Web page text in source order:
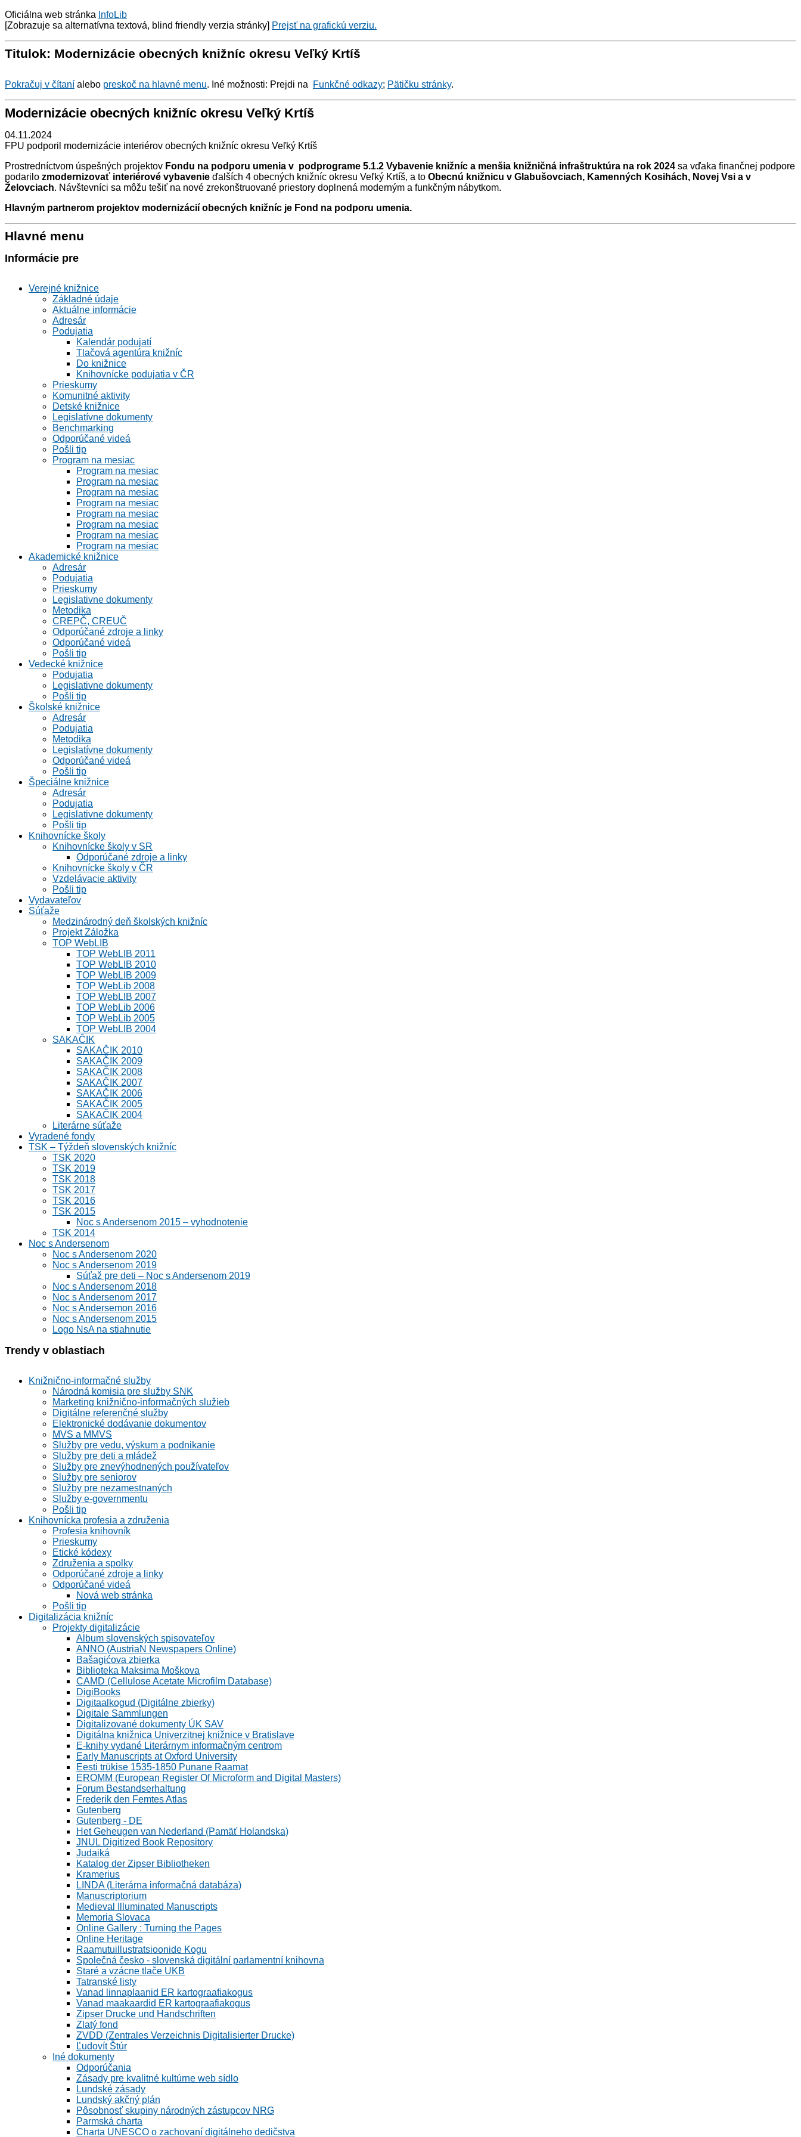
Oficiálna web stránka InfoLib
[Zobrazuje sa alternatívna textová, blind friendly verzia stránky] Prejsť na grafickú verziu.
Titulok: Modernizácie obecných knižníc okresu Veľký Krtíš
Pokračuj v čítaní alebo preskoč na hlavné menu. Iné možnosti: Prejdi na Funkčné odkazy; Pätičku stránky.
Modernizácie obecných knižníc okresu Veľký Krtíš
04.11.2024
FPU podporil modernizácie interiérov obecných knižníc okresu Veľký Krtíš
Prostredníctvom úspešných projektov Fondu na podporu umenia v podprograme 5.1.2 Vybavenie knižníc a menšia knižničná infraštruktúra na rok 2024 sa vďaka finančnej podpore
podarilo zmodernizovať interiérové vybavenie ďalších 4 obecných knižníc okresu Veľký Krtíš, a to Obecnú knižnicu v Glabušovciach, Kamenných Kosihách, Novej Vsi a v
Želovciach. Návštevníci sa môžu tešiť na nové zrekonštruované priestory doplnená moderným a funkčným nábytkom.
Hlavným partnerom projektov modernizácií obecných knižníc je Fond na podporu umenia.
Hlavné menu
Informácie pre
Verejné knižnice
Základné údaje
Aktuálne informácie
Adresár
Podujatia
Kalendár podujatí
Tlačová agentúra knižníc
Do knižnice
Knihovnícke podujatia v ČR
Prieskumy
Komunitné aktivity
Detské knižnice
Legislatívne dokumenty
Benchmarking
Odporúčané videá
Pošli tip
Program na mesiac
Program na mesiac
Program na mesiac
Program na mesiac
Program na mesiac
Program na mesiac
Program na mesiac
Program na mesiac
Program na mesiac
Akademické knižnice
Adresár
Podujatia
Prieskumy
Legislativne dokumenty
Metodika
CREPČ, CREUČ
Odporúčané zdroje a linky
Odporúčané videá
Pošli tip
Vedecké knižnice
Podujatia
Legislativne dokumenty
Pošli tip
Školské knižnice
Adresár
Podujatia
Metodika
Legislatívne dokumenty
Odporúčané videá
Pošli tip
Špeciálne knižnice
Adresár
Podujatia
Legislativne dokumenty
Pošli tip
Knihovnícke školy
Knihovnícke školy v SR
Odporúčané zdroje a linky
Knihovnícke školy v ČR
Vzdelávacie aktivity
Pošli tip
Vydavateľov
Súťaže
Medzinárodný deň školských knižníc
Projekt Záložka
TOP WebLIB
TOP WebLIB 2011
TOP WebLIB 2010
TOP WebLIB 2009
TOP WebLib 2008
TOP WebLIB 2007
TOP WebLib 2006
TOP WebLib 2005
TOP WebLIB 2004
SAKAČIK
SAKAČIK 2010
SAKAČIK 2009
SAKAČIK 2008
SAKAČIK 2007
SAKAČIK 2006
SAKAČIK 2005
SAKAČIK 2004
Literárne súťaže
Vyradené fondy
TSK – Týždeň slovenských knižníc
TSK 2020
TSK 2019
TSK 2018
TSK 2017
TSK 2016
TSK 2015
Noc s Andersenom 2015 – vyhodnotenie
TSK 2014
Noc s Andersenom
Noc s Andersenom 2020
Noc s Andersenom 2019
Súťaž pre deti – Noc s Andersenom 2019
Noc s Andersenom 2018
Noc s Andersenom 2017
Noc s Andersemon 2016
Noc s Andersenom 2015
Logo NsA na stiahnutie
Trendy v oblastiach
Knižnično-informačné služby
Národná komisia pre služby SNK
Marketing knižnično-informačných služieb
Digitálne referenčné služby
Elektronické dodávanie dokumentov
MVS a MMVS
Služby pre vedu, výskum a podnikanie
Služby pre deti a mládež
Služby pre znevýhodnených používateľov
Služby pre seniorov
Služby pre nezamestnaných
Služby e-governmentu
Pošli tip
Knihovnícka profesia a združenia
Profesia knihovník
Prieskumy
Etické kódexy
Združenia a spolky
Odporúčané zdroje a linky
Odporúčané videá
Nová web stránka
Pošli tip
Digitalizácia knižníc
Projekty digitalizácie
Album slovenských spisovateľov
ANNO (AustriaN Newspapers Online)
Bašagićova zbierka
Biblioteka Maksima Moškova
CAMD (Cellulose Acetate Microfilm Database)
DigiBooks
Digitaalkogud (Digitálne zbierky)
Digitale Sammlungen
Digitalizované dokumenty ÚK SAV
Digitálna knižnica Univerzitnej knižnice v Bratislave
E-knihy vydané Literárnym informačným centrom
Early Manuscripts at Oxford University
Eesti trükise 1535-1850 Punane Raamat
EROMM (European Register Of Microform and Digital Masters)
Forum Bestandserhaltung
Frederik den Femtes Atlas
Gutenberg
Gutenberg - DE
Het Geheugen van Nederland (Pamäť Holandska)
JNUL Digitized Book Repository
Judaiká
Katalog der Zipser Bibliotheken
Kramerius
LINDA (Literárna informačná databáza)
Manuscriptorium
Medieval Illuminated Manuscripts
Memoria Slovaca
Online Gallery : Turning the Pages
Online Heritage
Raamutuillustratsioonide Kogu
Společná česko - slovenská digitální parlamentní knihovna
Staré a vzácne tlače UKB
Tatranské listy
Vanad linnaplaanid ER kartograafiakogus
Vanad maakaardid ER kartograafiakogus
Zipser Drucke und Handschriften
Zlatý fond
ZVDD (Zentrales Verzeichnis Digitalisierter Drucke)
Ľudovít Štúr
Iné dokumenty
Odporúčania
Zásady pre kvalitné kultúrne web sídlo
Lundské zásady
Lundský akčný plán
Pôsobnosť skupiny národných zástupcov NRG
Parmská charta
Charta UNESCO o zachovaní digitálneho dedičstva